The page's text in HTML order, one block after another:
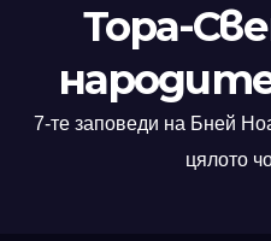
Тора-
7-те заповеди на Бней
цялото